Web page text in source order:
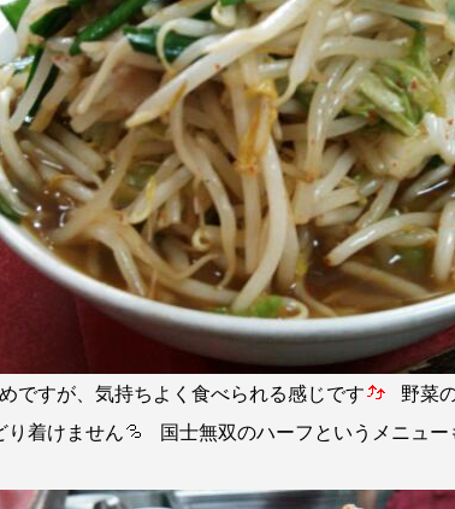
ですが、気持ちよく食べられる感じです
野菜
り着けません
国士無双のハーフというメニュ